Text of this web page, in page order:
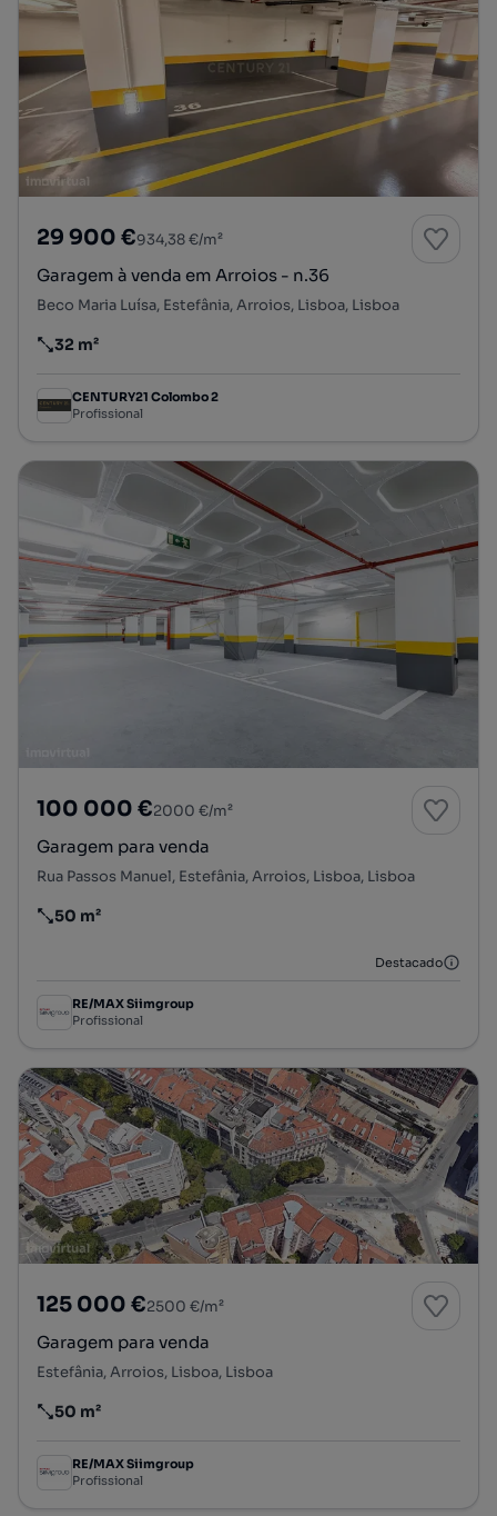
29 900 €934,38 €/m²
Garagem à venda em Arroios - n.36
Beco Maria Luísa, Estefânia, Arroios, Lisboa, Lisboa
Preço por metro quadrado
32 m²
CENTURY21 Colombo 2
Profissional
100 000 €2000 €/m²
Garagem para venda
Rua Passos Manuel, Estefânia, Arroios, Lisboa, Lisboa
Preço por metro quadrado
50 m²
Destacado
RE/MAX Siimgroup
Profissional
125 000 €2500 €/m²
Garagem para venda
Estefânia, Arroios, Lisboa, Lisboa
Preço por metro quadrado
50 m²
RE/MAX Siimgroup
Profissional